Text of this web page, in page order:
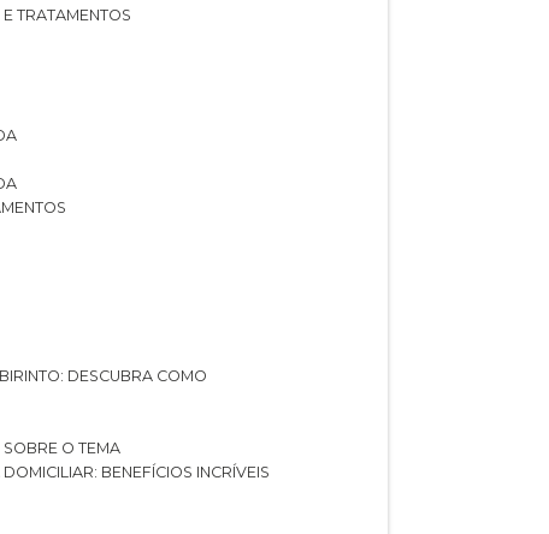
E TRATAMENTOS
DESCUBRA COMO
SOBRE O TEMA
DOMICILIAR: BENEFÍCIOS INCRÍVEIS